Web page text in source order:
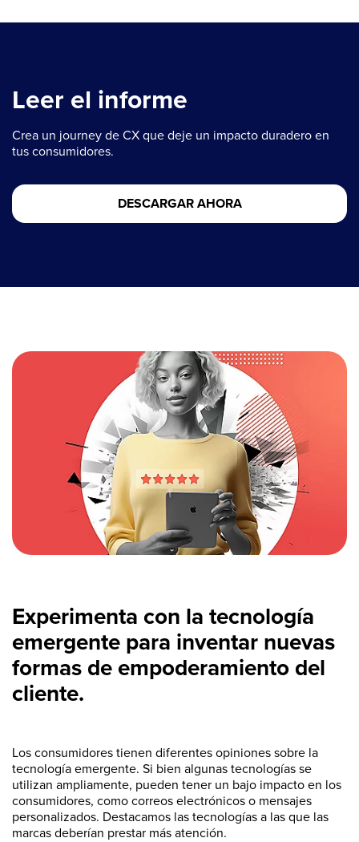
Leer el informe
Crea un journey de CX que deje un impacto duradero en
tus consumidores.
DESCARGAR AHORA
Experimenta con la tecnología
emergente para inventar nuevas
formas de empoderamiento del
cliente.
Los consumidores tienen diferentes opiniones sobre la
tecnología emergente. Si bien algunas tecnologías se
utilizan ampliamente, pueden tener un bajo impacto en los
consumidores, como correos electrónicos o mensajes
personalizados. Destacamos las tecnologías a las que las
marcas deberían prestar más atención.